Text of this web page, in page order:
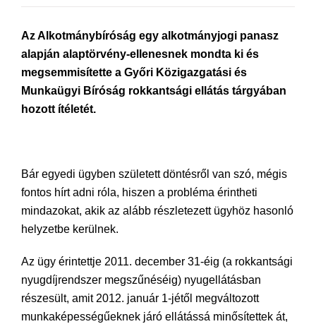
Az Alkotmánybíróság egy alkotmányjogi panasz
alapján alaptörvény-ellenesnek mondta ki és
megsemmisítette a Győri Közigazgatási és
Munkaügyi Bíróság rokkantsági ellátás tárgyában
hozott ítéletét.
Bár egyedi ügyben született döntésről van szó, mégis
fontos hírt adni róla, hiszen a probléma érintheti
mindazokat, akik az alább részletezett ügyhöz hasonló
helyzetbe kerülnek.
Az ügy érintettje 2011. december 31-éig (a rokkantsági
nyugdíjrendszer megszűnéséig) nyugellátásban
részesült, amit 2012. január 1-jétől megváltozott
munkaképességűeknek járó ellátássá minősítettek át,